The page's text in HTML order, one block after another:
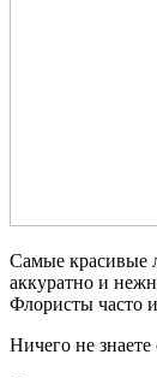
Самые красивые
аккуратно и
Флористы часто
Ничего не